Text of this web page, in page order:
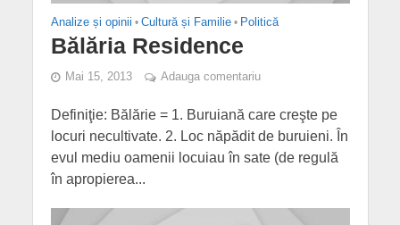
Analize și opinii • Cultură și Familie • Politică
Bălăria Residence
Mai 15, 2013 Adauga comentariu
Definiţie: Bălărie = 1. Buruiană care creşte pe
locuri necultivate. 2. Loc năpădit de buruieni. În
evul mediu oamenii locuiau în sate (de regulă
în apropierea...